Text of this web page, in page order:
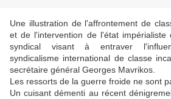
Une illustration de l'affrontement de
et de l'intervention de l'état
syndical visant à entraver
syndicalisme international de classe
secrétaire général Georges Mavrikos.
Les ressorts de la guerre froide ne sont
Un cuisant démenti au récent